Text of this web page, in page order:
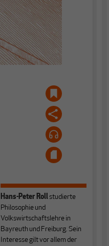
Hans-Peter Rollstudierte
Philosophie und
Volkswirtschaftslehre in
Bayreuth und Freiburg. Sein
Interesse gilt vor allem der